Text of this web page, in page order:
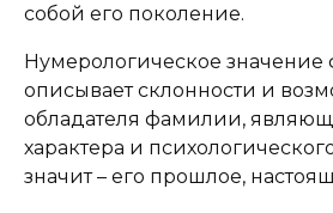
собой его поколение.
Нумерологическое
описывает склонности и
обладателя фамилии,
характера и
значит – его прошлое,